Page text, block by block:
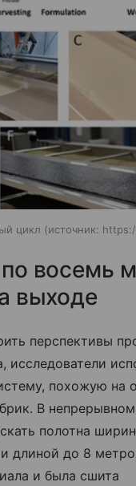
цикл источник:
восемь
выходе
перспективы
исследователи
похожую на
В
полотна
длиной до 8
и была сшита